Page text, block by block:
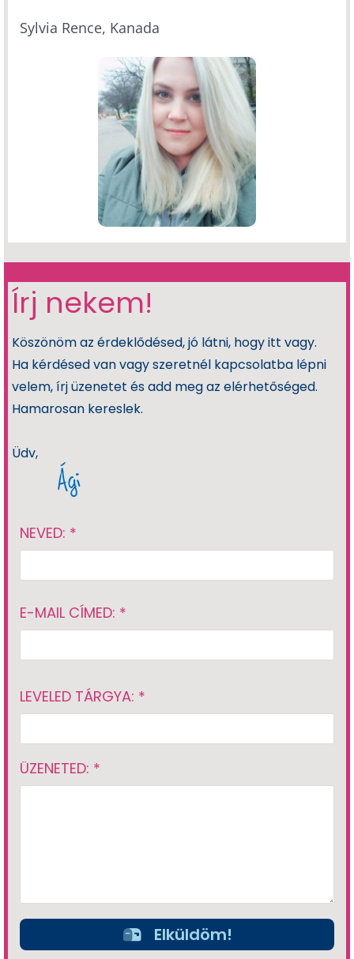
Sylvia Rence, Kanada
Írj nekem!
Köszönöm az érdeklődésed, jó látni, hogy itt vagy.
Ha kérdésed van vagy szeretnél kapcsolatba lépni
velem, írj üzenetet és add meg az elérhetőséged.
Hamarosan kereslek.
Üdv,
Ági
NEVED: *
E-MAIL CÍMED: *
LEVELED TÁRGYA: *
ÜZENETED: *
Elküldöm!